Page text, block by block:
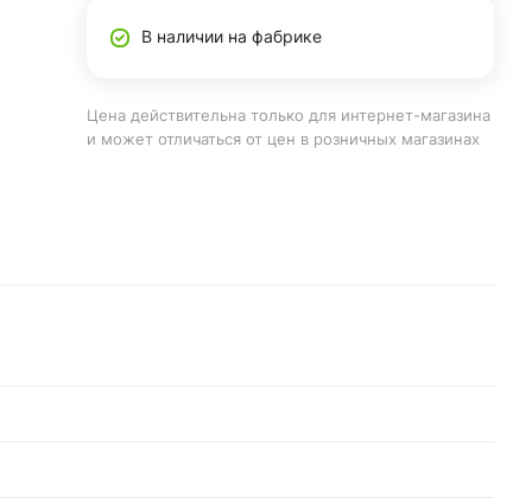
В наличии на фабрике
Цена действительна только для интернет-магазина
и может отличаться от цен в розничных магазинах